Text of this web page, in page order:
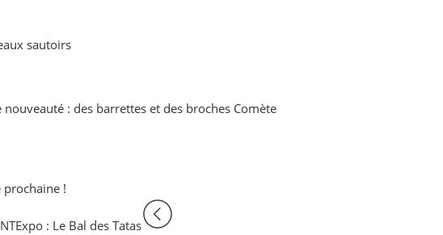
sautoirs
nouveauté : des barrettes et des broches Comète
prochaine !
Expo : Le Bal des Tatas